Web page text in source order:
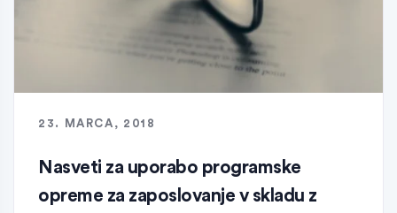
23. MARCA, 2018
Nasveti za uporabo programske
opreme za zaposlovanje v skladu z